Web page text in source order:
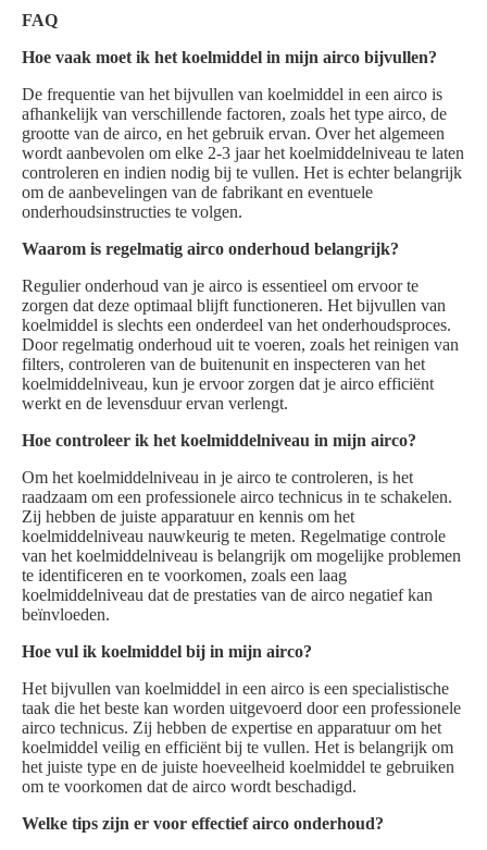
FAQ
Hoe vaak moet ik het koelmiddel in mijn airco bijvullen?
De frequentie van het bijvullen van koelmiddel in een airco is
afhankelijk van verschillende factoren, zoals het type airco, de
grootte van de airco, en het gebruik ervan. Over het algemeen
wordt aanbevolen om elke 2-3 jaar het koelmiddelniveau te laten
controleren en indien nodig bij te vullen. Het is echter belangrijk
om de aanbevelingen van de fabrikant en eventuele
onderhoudsinstructies te volgen.
Waarom is regelmatig airco onderhoud belangrijk?
Regulier onderhoud van je airco is essentieel om ervoor te
zorgen dat deze optimaal blijft functioneren. Het bijvullen van
koelmiddel is slechts een onderdeel van het onderhoudsproces.
Door regelmatig onderhoud uit te voeren, zoals het reinigen van
filters, controleren van de buitenunit en inspecteren van het
koelmiddelniveau, kun je ervoor zorgen dat je airco efficiënt
werkt en de levensduur ervan verlengt.
Hoe controleer ik het koelmiddelniveau in mijn airco?
Om het koelmiddelniveau in je airco te controleren, is het
raadzaam om een professionele airco technicus in te schakelen.
Zij hebben de juiste apparatuur en kennis om het
koelmiddelniveau nauwkeurig te meten. Regelmatige controle
van het koelmiddelniveau is belangrijk om mogelijke problemen
te identificeren en te voorkomen, zoals een laag
koelmiddelniveau dat de prestaties van de airco negatief kan
beïnvloeden.
Hoe vul ik koelmiddel bij in mijn airco?
Het bijvullen van koelmiddel in een airco is een specialistische
taak die het beste kan worden uitgevoerd door een professionele
airco technicus. Zij hebben de expertise en apparatuur om het
koelmiddel veilig en efficiënt bij te vullen. Het is belangrijk om
het juiste type en de juiste hoeveelheid koelmiddel te gebruiken
om te voorkomen dat de airco wordt beschadigd.
Welke tips zijn er voor effectief airco onderhoud?